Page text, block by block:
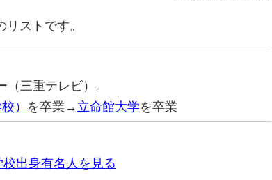
ストです。
三重テレビ）。
） を卒業→ 立命館大学を卒業
出身有名人を見る